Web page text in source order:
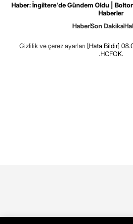
Haber: İngiltere'de Gündem Oldu |
Haberler
HaberSon Dakika
Gizlilik ve çerez ayarları [Hata Bildir]
.HCFOK.